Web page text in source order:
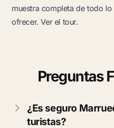
muestra completa de todo
ofrecer.Ver el tour.
Preguntas
¿Es seguro
turistas?